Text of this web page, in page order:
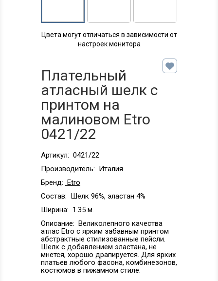
Цвета могут отличаться в зависимости от
настроек монитора
Плательный
атласный шелк с
принтом на
малиновом Etro
0421/22
Артикул: 0421/22
Производитель: Италия
Бренд: Etro
Состав: Шелк 96%, эластан 4%
Ширина: 1.35 м.
Описание: Великолепного качества
атлас Etro с ярким забавным принтом
абстрактные стилизованные пейсли.
Шелк с добавлением эластана, не
мнется, хорошо драпируется. Для ярких
платьев любого фасона, комбинезонов,
костюмов в пижамном стиле.